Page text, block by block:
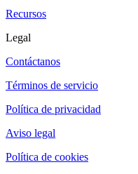
Recursos
Legal
Contáctanos
Términos de servicio
Política de privacidad
Aviso legal
Política de cookies